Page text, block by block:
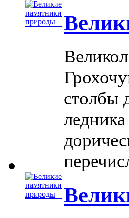
столбы